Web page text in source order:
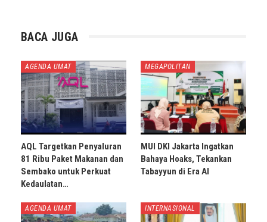
BACA JUGA
AGENDA UMAT
AQL Targetkan Penyaluran
81 Ribu Paket Makanan dan
Sembako untuk Perkuat
Kedaulatan…
MEGAPOLITAN
MUI DKI Jakarta Ingatkan
Bahaya Hoaks, Tekankan
Tabayyun di Era AI
AGENDA UMAT INTERNASIONAL